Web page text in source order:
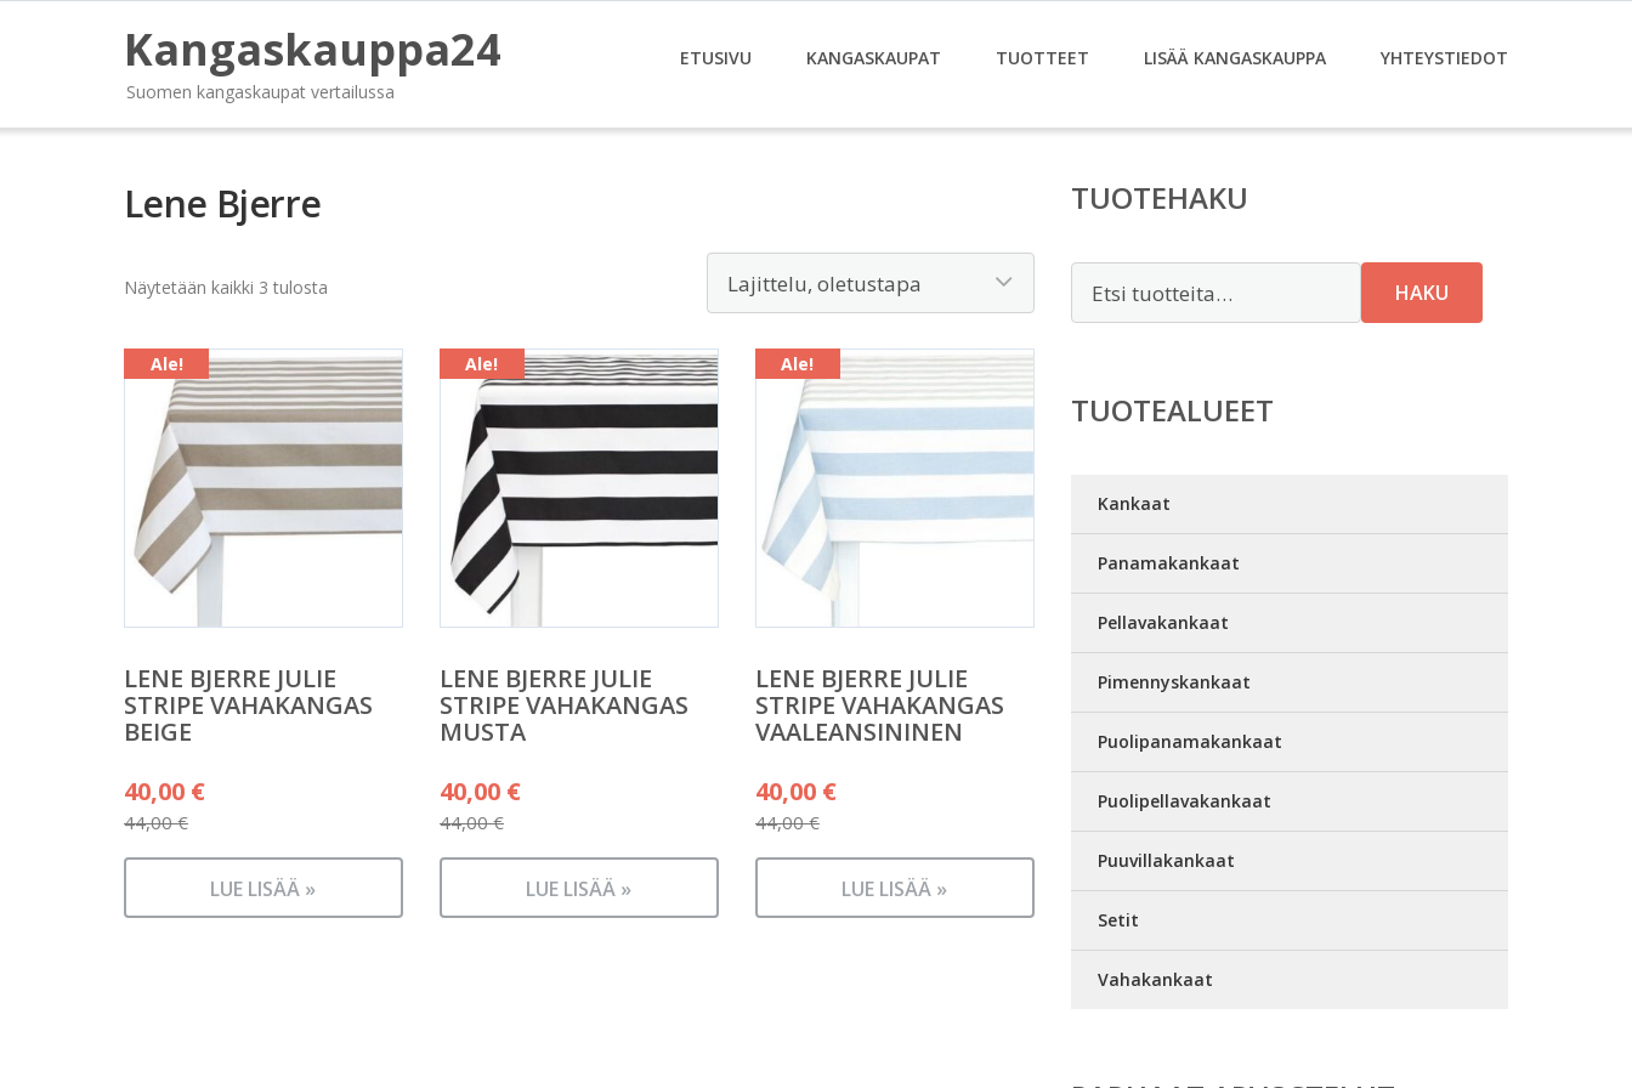
Kangaskauppa24
Suomen kangaskaupat vertailussa
ETUSIVU KANGASKAUPAT TUOTTEET LISÄÄ KANGASKAUPPA YHTEYSTIEDOT
Lene Bjerre
Näytetään kaikki 3 tulosta
Ale!
LENE BJERRE JULIE
STRIPE VAHAKANGAS
BEIGE
44,00€
Alkuperäinen
hinta
oli:
40,00 €
Nykyinen
on:
LUE LISÄÄ »
Ale!
LENE BJERRE JULIE
STRIPE VAHAKANGAS
MUSTA
44,00€
Alkuperäinen
hinta
oli:
40,00 €
Nykyinen
on:
LUE LISÄÄ »
Ale!
LENE BJERRE JULIE
STRIPE VAHAKANGAS
VAALEANSININEN
44,00€
Alkuperäinen
hinta
oli:
40,00 €
Nykyinen
on:
LUE LISÄÄ »
TUOTEHAKU
HAKU
TUOTEALUEET
Kankaat
Panamakankaat
Pellavakankaat
Pimennyskankaat
Puolipanamakankaat
Puolipellavakankaat
Puuvillakankaat
Setit
Vahakankaat